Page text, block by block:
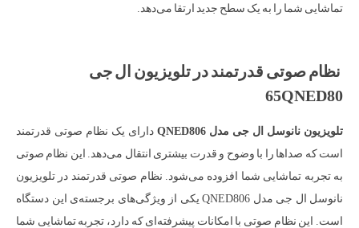
تماشایی شما را به یک سطح جدید ارتقا می‌دهد.
نظام صوتی قدرتمند در تلویزیون ال جی
65QNED80
تلویزیون نانوسل ال جی مدل QNED806
دارای یک نظام صوتی قدرتمند
است که صداها را با وضوح و قدرت بیشتری انتقال می‌دهد. این نظام صوتی
به تجربه تماشایی شما افزوده می‌شود. نظام صوتی قدرتمند در تلویزیون
نانوسل ال جی مدل QNED806 یکی از ویژگی‌های برجسته‌ی این دستگاه
است. این نظام صوتی با امکانات پیشرفته‌ای که دارد، تجربه تماشایی شما